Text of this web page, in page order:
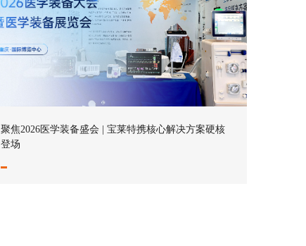
聚焦2026医学装备盛会 | 宝莱特携核心解决方案硬核
登场